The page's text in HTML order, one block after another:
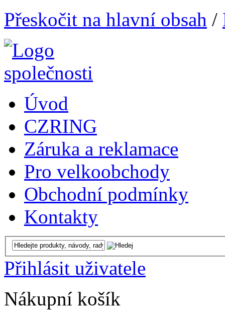
Přeskočit na hlavní obsah /
Úvod
CZRING
Záruka a reklamace
Pro velkoobchody
Obchodní podmínky
Kontakty
Přihlásit uživatele
Nákupní košík